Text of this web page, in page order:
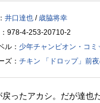
井口達也 / 歳脇将幸
：978-4-253-20710-2
ル： 少年チャンピオン・コミ
ズ： チキン 「ドロップ」前
戻ったアカシ。だが達也